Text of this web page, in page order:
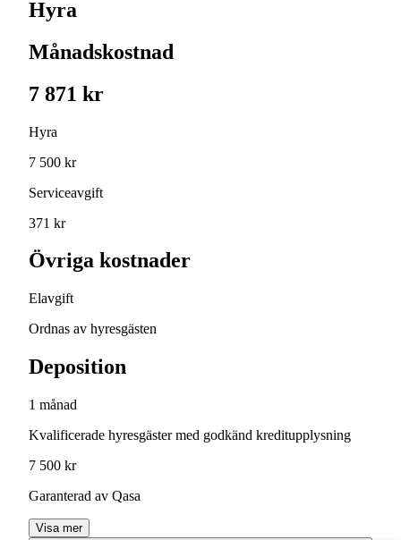
Hyra
Månadskostnad
7 871 kr
Hyra
7 500 kr
Serviceavgift
371 kr
Övriga kostnader
Elavgift
Ordnas av hyresgästen
Deposition
1 månad
Kvalificerade hyresgäster med godkänd kreditupplysning
7 500 kr
Garanterad av Qasa
Visa mer